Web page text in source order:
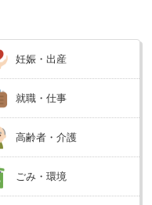
妊娠・出産
就職・仕事
高齢者・介護
ごみ・環境